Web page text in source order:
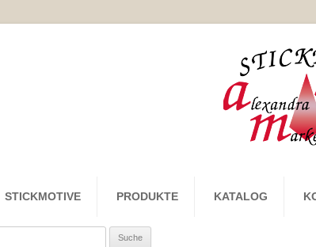
STICKMOTIVE PRODUKTE KATALOG